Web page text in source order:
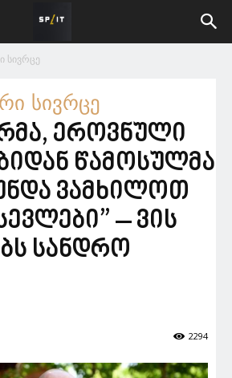
სივრცე
სივრცე
ეროვნული
წამოსულმა
ვამხილოთ
– ვის
სანდრო
2294